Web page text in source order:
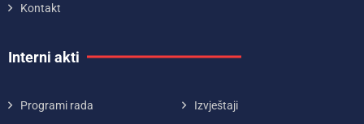
Kontakt
Interni akti
Programi rada Izvještaji